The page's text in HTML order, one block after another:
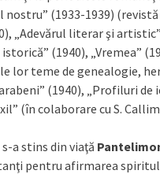
nostru” (1933-1939)
„Adevărul literar şi
(1940), „Vremea”
lor teme de genealogie,
(1940), „Profiluri de
(în colaborare cu S.
a stins din viaţă
pentru afirmarea